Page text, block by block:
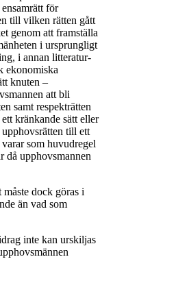
för
till vilken rätten gått
genom att framställa
i ursprungligt
i annan litteratur-
ekonomiska
knuten –
att bli
samt respekträtten
kränkande sätt eller
till ett
som huvudregel
då upphovsmannen
dock göras i
än vad som
inte kan urskiljas